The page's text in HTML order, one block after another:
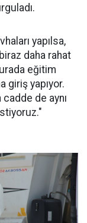
yapılsa,
daha rahat
eğitim
giriş yapıyor.
de aynı